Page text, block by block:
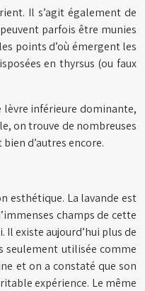
Il s’agit également de
parfois être munies
points d’où émergent les
en thyrsus (ou faux
inférieure dominante,
on trouve de nombreuses
d’autres encore.
esthétique. La lavande est
champs de cette
existe aujourd’hui plus de
seulement utilisée comme
et on a constaté que son
expérience. Le même